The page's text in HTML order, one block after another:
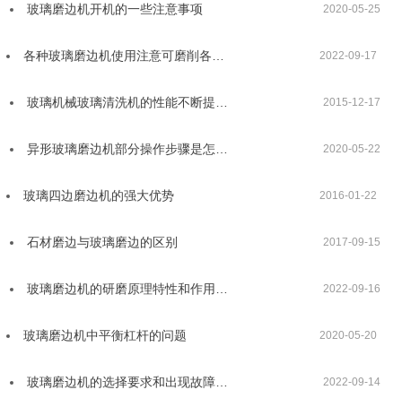
玻璃磨边机开机的一些注意事项 2020-05-25
各种玻璃磨边机使用注意可磨削各… 2022-09-17
玻璃机械玻璃清洗机的性能不断提… 2015-12-17
异形玻璃磨边机部分操作步骤是怎… 2020-05-22
玻璃四边磨边机的强大优势 2016-01-22
石材磨边与玻璃磨边的区别 2017-09-15
玻璃磨边机的研磨原理特性和作用… 2022-09-16
玻璃磨边机中平衡杠杆的问题 2020-05-20
玻璃磨边机的选择要求和出现故障… 2022-09-14